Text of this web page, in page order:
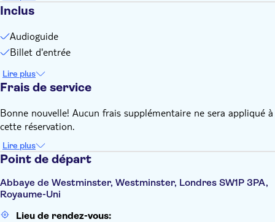
Inclus
Audioguide
Billet d'entrée
Lire plus
Frais de service
Bonne nouvelle! Aucun frais supplémentaire ne sera appliqué à
cette réservation.
Lire plus
Point de départ
Abbaye de Westminster, Westminster, Londres SW1P 3PA,
Royaume-Uni
Lieu de rendez-vous: